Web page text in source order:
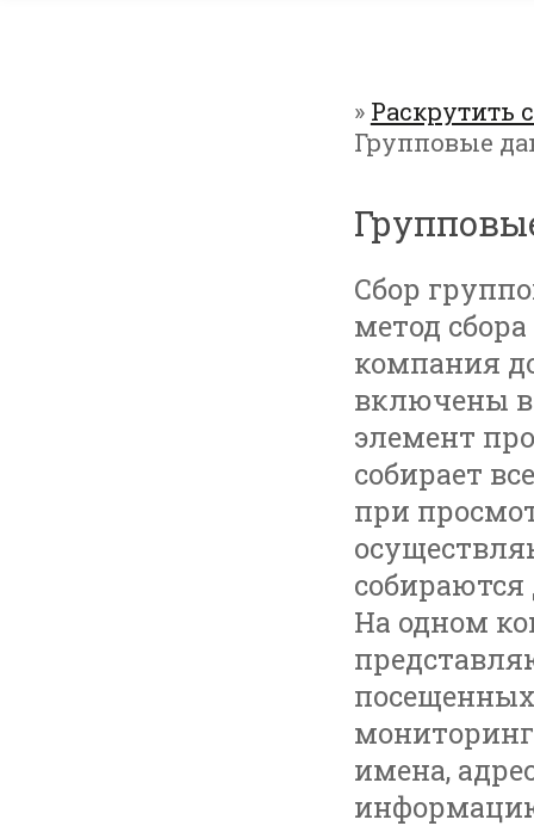
» Раскрутить
Групповые
Сбор
метод
компания
включены в
элемент
собирает
при
На одном
имена,